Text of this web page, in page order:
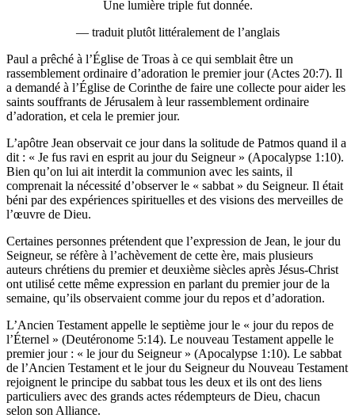
Une lumière triple fut donnée.
— traduit plutôt littéralement de l’anglais
Paul a prêché à l’Église de Troas à ce qui semblait être un
rassemblement ordinaire d’adoration le premier jour (Actes 20:7). Il
a demandé à l’Église de Corinthe de faire une collecte pour aider les
saints souffrants de Jérusalem à leur rassemblement ordinaire
d’adoration, et cela le premier jour.
L’apôtre Jean observait ce jour dans la solitude de Patmos quand il a
dit : « Je fus ravi en esprit au jour du Seigneur » (Apocalypse 1:10).
Bien qu’on lui ait interdit la communion avec les saints, il
comprenait la nécessité d’observer le « sabbat » du Seigneur. Il était
béni par des expériences spirituelles et des visions des merveilles de
l’œuvre de Dieu.
Certaines personnes prétendent que l’expression de Jean, le jour du
Seigneur, se réfère à l’achèvement de cette ère, mais plusieurs
auteurs chrétiens du premier et deuxième siècles après Jésus-Christ
ont utilisé cette même expression en parlant du premier jour de la
semaine, qu’ils observaient comme jour du repos et d’adoration.
L’Ancien Testament appelle le septième jour le « jour du repos de
l’Éternel » (Deutéronome 5:14). Le nouveau Testament appelle le
premier jour : « le jour du Seigneur » (Apocalypse 1:10). Le sabbat
de l’Ancien Testament et le jour du Seigneur du Nouveau Testament
rejoignent le principe du sabbat tous les deux et ils ont des liens
particuliers avec des grands actes rédempteurs de Dieu, chacun
selon son Alliance.